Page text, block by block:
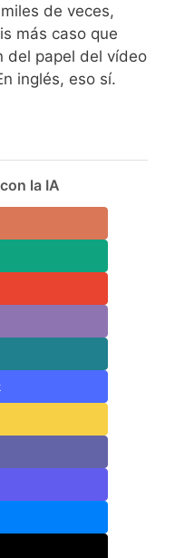
de veces,
más caso que
del papel del vídeo
inglés, eso sí.
la IA